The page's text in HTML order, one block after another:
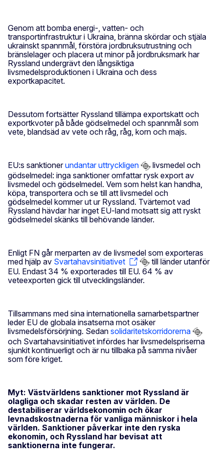
Genom att bomba energi-, vatten- och
transportinfrastruktur i Ukraina, bränna skördar och stjäla
ukrainskt spannmål, förstöra jordbruksutrustning och
bränslelager och placera ut minor på jordbruksmark har
Ryssland undergrävt den långsiktiga
livsmedelsproduktionen i Ukraina och dess
exportkapacitet.
Dessutom fortsätter Ryssland tillämpa exportskatt och
exportkvoter på både gödselmedel och spannmål som
vete, blandsäd av vete och råg, råg, korn och majs.
EU:s sanktionerundantar uttryckligen
livsmedel och
gödselmedel: inga sanktioner omfattar rysk export av
livsmedel och gödselmedel. Vem som helst kan handha,
köpa, transportera och se till att livsmedel och
gödselmedel kommer ut ur Ryssland. Tvärtemot vad
Ryssland hävdar har inget EU-land motsatt sig att ryskt
gödselmedel skänks till behövande länder.
Enligt FN går merparten av de livsmedel som exporteras
med hjälp av Svartahavsinitiativet
till länder utanför
EU. Endast 34 % exporterades till EU. 64 % av
veteexporten gick till utvecklingsländer.
Tillsammans med sina internationella samarbetspartner
leder EU de globala insatserna mot osäker
livsmedelsförsörjning. Sedan solidaritetskorridorerna
och Svartahavsinitiativet infördes har livsmedelspriserna
sjunkit kontinuerligt och är nu tillbaka på samma nivåer
som före kriget.
Myt: Västvärldens sanktioner mot Ryssland är
olagliga och skadar resten av världen. De
destabiliserar världsekonomin och ökar
levnadskostnaderna för vanliga människor i hela
världen. Sanktioner påverkar inte den ryska
ekonomin, och Ryssland har bevisat att
sanktionerna inte fungerar.